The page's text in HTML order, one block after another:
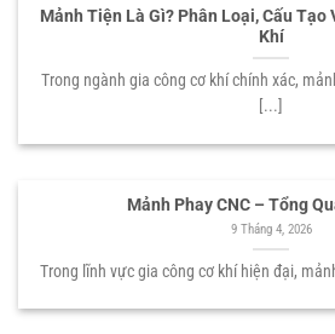
Mảnh Tiện Là Gì? Phân Loại, Cấu Tạo
Khí
Trong ngành gia công cơ khí chính xác,
[...]
Mảnh Phay CNC – Tổng
9 Tháng 4, 2026
Trong lĩnh vực gia công cơ khí hiện đại,